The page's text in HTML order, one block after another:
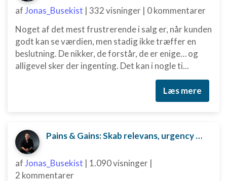
afJonas_Busekist | 332 visninger | 0 kommentarer
Noget af det mest frustrerende i salg er, når kunden
godt kan se værdien, men stadig ikke træffer en
beslutning. De nikker, de forstår, de er enige… og
alligevel sker der ingenting. Det kan i nogle ti...
Læs mere
Pains & Gains: Skab relevans, urgency og beslutningskraft i dit salg
afJonas_Busekist | 1.090 visninger |
2 kommentarer